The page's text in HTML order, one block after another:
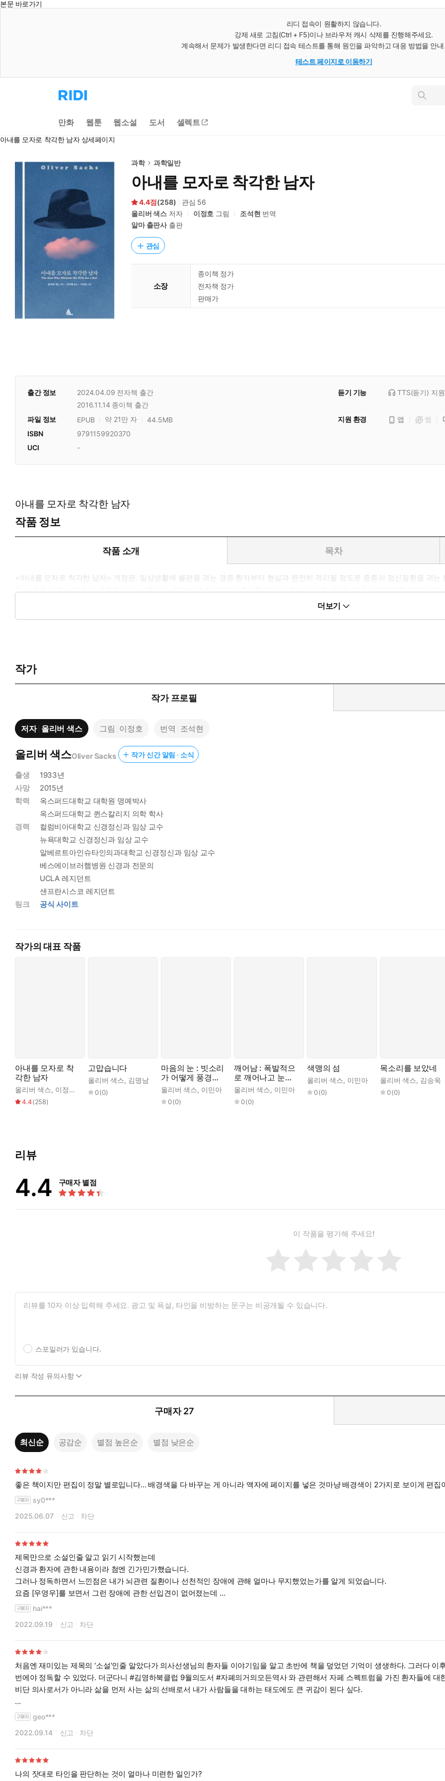
본문 바로가기
리디 접속이 원활하지 않습니다.
강제 새로 고침(Ctrl + F5)이나 브라우저 캐시 삭제를 진행해주세요.
계속해서 문제가 발생한다면 리디 접속 테스트를 통해 원인을 파악하고 대응 방법을 안
테스트 페이지로 이동하기
리
디
으
로
동
인
만화 웹툰 웹소설 도서 셀렉트
아내를 모자로 착각한 남자 상세페이지
과학 과학일반
아내를 모자로 착각한 남자
4.4 (258) 관심 56
올리버 색스 저자 이정호 그림 조석현 번역
알마 출판사출판
관심
소장
종이책 정가
전자책 정가
판매가
출간 정보 2024.04.09 전자책 출간
2016.11.14 종이책 출간
듣기 기능 TTS(듣기) 지원
파일 정보 EPUB 약 21만 자 44.5MB 지원 환경 앱 웹
ISBN
9791159920370
UCI
-
아내를 모자로 착각한 남자
작품 정보
작품 소개 목차
<아내를 모자로 착각한 남자> 개정판. 일상생활에 불편을 겪는 경증 환자부터 현실과 완전히 격리될 정도로 중증의 정신질환을 겪는
와는 조금 다른' 사람들의 독특한 임상 기록이다. 올리버 색스의 타계 1주기를 맞아 글과 디자인을 세심히 다듬은 개정판을 마련하
이야기' 코너를 삽입하여, 저자가 만난 같은 증상의 다른 환자에 대한 경험들을 덧붙였다. 극도의 혼란 속에서도 성장과 적응을 모색
저자는 신경학자로서의 전문적 식견과 따스한 휴머니즘, 인간 존엄에 대한 애정과 신뢰 가득한 시선으로 담아낸다.
더보기
작가
작가 프로필
저자 올리버 색스 그림 이정호 번역 조석현
올리버 색스Oliver Sacks 작가 신간 알림 · 소식
출생
1933년
사망
2015년
학력
옥스퍼드대학교 대학원 명예박사
옥스퍼드대학교 퀸스칼리지 의학 학사
경력
컬럼비아대학교 신경정신과 임상 교수
뉴욕대학교 신경정신과 임상 교수
알베르트아인슈타인의과대학교 신경정신과 임상 교수
베스에이브러햄병원 신경과 전문의
UCLA 레지던트
샌프란시스코 레지던트
링크
공식 사이트
작가의 대표 작품
아내를 모자로 착
각한 남자
올리버 색스, 이정호 조석현
4.4(258)
고맙습니다
올리버 색스, 김명남
0(0)
마음의 눈 : 빗소리
가 어떻게 풍경을
보여주는가
올리버 색스, 이민아
0(0)
깨어남 : 폭발적으
로 깨어나고 눈부
시게 되살아난 사
람들
올리버 색스, 이민아
0(0)
색맹의 섬
올리버 색스, 이민아
0(0)
목소리를 보았네
올리버 색스, 김승욱
0(0)
리뷰
4.4 구매자 별점
이 작품을 평가해 주세요!
스포일러가 있습니다.
리뷰 작성 유의사항
구매자 27
최신순 공감순 별점 높은순 별점 낮은순
좋은 책이지만 편집이 정말 별로입니다... 배경색을 다 바꾸는 게 아니라 액자에 페이지를 넣은 것마냥 배경색이 2가지로 보이게 편집
sy0***
2025.06.07
신고 차단
제목만으로 소설인줄 알고 읽기 시작했는데
신경과 환자에 관한 내용이라 첨엔 긴가민가했습니다.
그러나 정독하면서 느낀점은 내가 뇌관련 질환이나 선천적인 장애에 관해 얼마나 무지했었는가를 알게 되었습니다.
요즘 [우영우]를 보면서 그런 장애에 관한 선입견이 없어졌는데
이 책 또한 그런 선입견 극복에 많은 도움을 줄수 있는 책이라는 생각이 듭니다.
hai***
2022.09.19
신고 차단
처음엔 재미있는 제목의 ‘소설’인줄 알았다가 의사선생님의 환자들 이야기임을 알고 초반에 책을 덮었던 기억이 생생하다. 그러다
번에야 정독할 수 있었다. 더군다니 #김영하북클럽 9월의도서 #자폐의거의모든역사 와 관련해서 자페 스펙트럼을 가진 환자들에 대
비단 의사로서가 아니라 삶을 먼저 사는 삶의 선배로서 내가 사람들을 대하는 태도에도 큰 귀감이 된다 싶다.
“야나무라의 재능을 키우기 위해서 내가 한 일은, 그의 영혼을 내 영혼으로 여기는 일이었다. 교사는 아름답고 순수한 뒤처진 이들을
아내를 모자로 착각한 남자 | 올리버 색스, 조석현, 이정호 저
#아내를모자로착각한남자 #올리버색스 #신경생리학 #자폐 #독서 #책읽기 #독서스타그램 #책스타그램
geo***
2022.09.14
신고 차단
나의 잣대로 타인을 판단하는 것이 얼마나 미련한 일인가?